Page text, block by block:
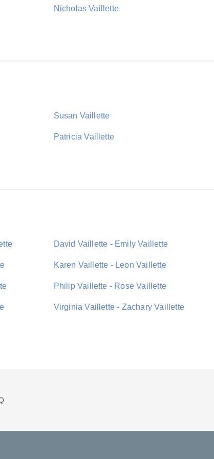
Nicholas Vaillette
Susan Vaillette
Patricia Vaillette
David Vaillette - Emily Vaillette
Karen Vaillette - Leon Vaillette
Philip Vaillette - Rose Vaillette
Virginia Vaillette - Zachary Vaillette